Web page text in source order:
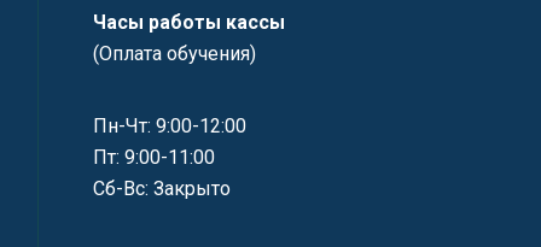
Часы работы кассы
(Оплата обучения)
Пн-Чт: 9:00-12:00
Пт: 9:00-11:00
Сб-Вс: Закрыто